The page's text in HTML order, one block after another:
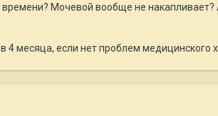
Мочевой вообще не
4 месяца, если нет проблем медицинского